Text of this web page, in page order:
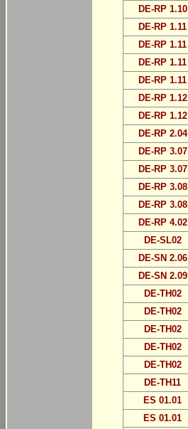
DE-RP 1.10
DE-RP 1.11
DE-RP 1.11
DE-RP 1.11
DE-RP 1.11
DE-RP 1.12
DE-RP 1.12
DE-RP 2.04
DE-RP 3.07
DE-RP 3.07
DE-RP 3.08
DE-RP 3.08
DE-RP 4.02
DE-SL02
DE-SN 2.06
DE-SN 2.09
DE-TH02
DE-TH02
DE-TH02
DE-TH02
DE-TH02
DE-TH11
ES 01.01
ES 01.01